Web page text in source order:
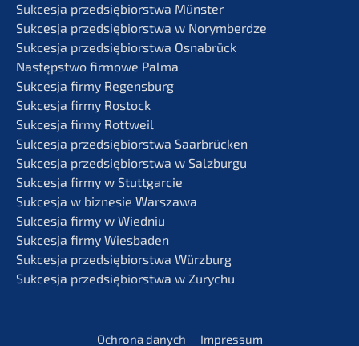
Sukces­ja przedsię­bi­orst­wa Münster
Sukces­ja przedsię­bi­orst­wa w Norymberdze
Sukces­ja przedsię­bi­orst­wa Osnabrück
Następst­wo firmo­we Palma
Sukces­ja firmy Regensburg
Sukces­ja firmy Rostock
Sukces­ja firmy Rottweil
Sukces­ja przedsię­bi­orst­wa Saarbrücken
Sukces­ja przedsię­bi­orst­wa w Salzburgu
Sukces­ja firmy w Stuttgarcie
Sukces­ja w bizne­sie Warszawa
Sukces­ja firmy w Wiedniu
Sukces­ja firmy Wiesbaden
Sukces­ja przedsię­bi­orst­wa Würzburg
Sukces­ja przedsię­bi­orst­wa w Zurychu
Ochrona danych Impres­sum